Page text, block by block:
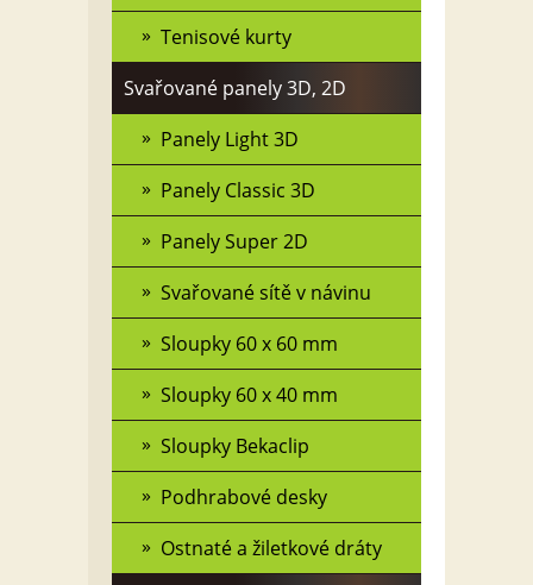
Tenisové kurty
Svařované panely 3D, 2D
Panely Light 3D
Panely Classic 3D
Panely Super 2D
Svařované sítě v návinu
Sloupky 60 x 60 mm
Sloupky 60 x 40 mm
Sloupky Bekaclip
Podhrabové desky
Ostnaté a žiletkové dráty